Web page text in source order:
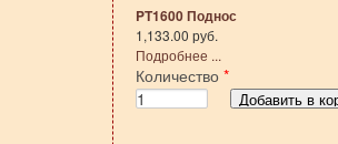
PT1600 Поднос
1,133.00 руб.
Подробнее ...
Количество *